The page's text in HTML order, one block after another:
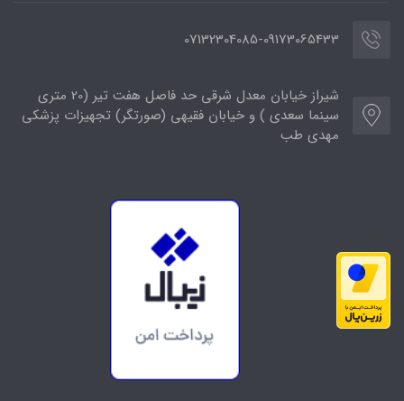
07132304085-09173065433
شیراز خیابان معدل شرقی حد فاصل هفت تیر (20 متری
سینما سعدی ) و خیابان فقیهی (صورتگر) تجهیزات پزشکی
مهدی طب